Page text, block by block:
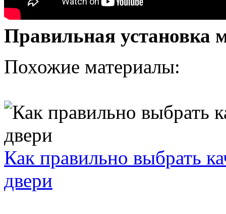
Правильная установка
Похожие материалы:
Как правильно выбрать
двери